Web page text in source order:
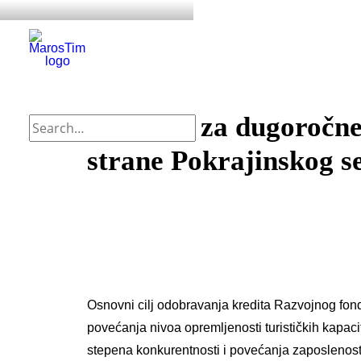
Konkurs za
strane Pokrajinskog
Osnovni cilj odobravanja kredita Razvojnog
povećanja nivoa opremljenosti turističkih
stepena konkurentnosti i povećanja